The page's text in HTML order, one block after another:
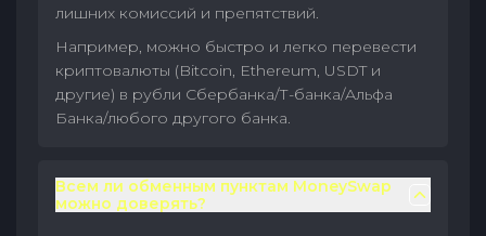
лишних комиссий и препятствий.
Например, можно быстро и легко перевести
криптовалюты (Bitcoin, Ethereum, USDT и
другие) в рубли Сбербанка/Т-банка/Альфа
Банка/любого другого банка.
Всем ли обменным пунктам MoneySwap
можно доверять?